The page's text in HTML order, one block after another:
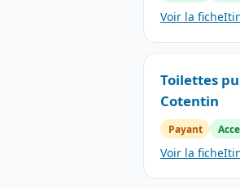
Voir la fiche
Toilettes
Cotentin
Payant
Voir la fiche